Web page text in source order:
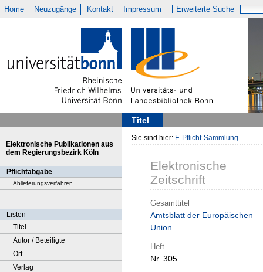
Home Neuzugänge Kontakt Impressum Erweiterte Suche
Titel
Elektronische Publikationen aus
dem Regierungsbezirk Köln
Pflichtabgabe
Ablieferungsverfahren
Listen
Titel
Autor / Beteiligte
Ort
Verlag
Sie sind hier: E-Pflicht-Sammlung
Elektronische
Zeitschrift
Gesamttitel
Amtsblatt der Europäischen
Union
Heft
Nr. 305